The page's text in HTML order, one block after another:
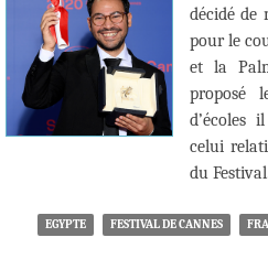
décidé
pour le
et la
proposé
d’écoles
celui
du
EGYPTE FESTIVAL DE CANNES